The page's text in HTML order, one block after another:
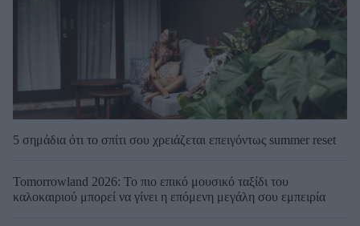
5 σημάδια ότι το σπίτι σου χρειάζεται επειγόντως summer reset
Tomorrowland 2026: Το πιο επικό μουσικό ταξίδι του
καλοκαιριού μπορεί να γίνει η επόμενη μεγάλη σου εμπειρία